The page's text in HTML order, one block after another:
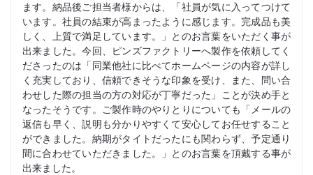
ます。納品後ご担当者様からは、「社員が気に入ってつけて
います。社員の結束が高まったように感じます。完成品も美
しく、上質で満足しています。」とのお言葉をいただく事が
出来ました。今回、ピンズファクトリーへ製作を依頼してく
ださったのは「同業他社に比べてホームページの内容が詳し
く充実しており、信頼できそうな印象を受け、また、問い合
わせした際の担当の方の対応が丁寧だった」ことが決め手と
なったそうです。ご製作時のやりとりについても「メールの
返信も早く、説明も分かりやすくて安心してお任せすること
ができました。納期がタイトだったにも関わらず、予定通り
間に合わせていただきました。」とのお言葉を頂戴する事が
出来ました。